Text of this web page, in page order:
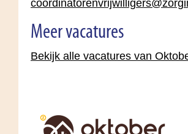
Meer vacatures
Bekijk alle vacatures van